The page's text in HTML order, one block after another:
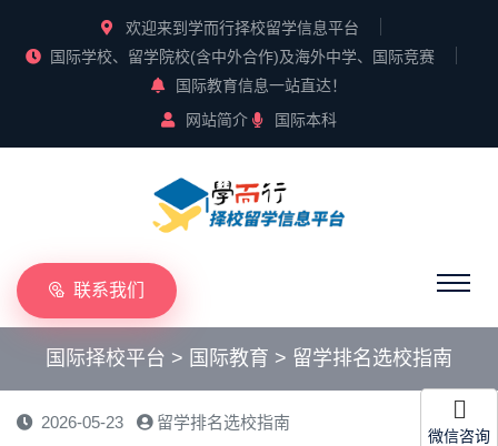
欢迎来到学而行择校留学信息平台
国际学校、留学院校(含中外合作)及海外中学、国际竞赛
国际教育信息一站直达！
网站简介
国际本科
联系我们
国际择校平台 > 国际教育 > 留学排名选校指南
2026-05-23 留学排名选校指南
微信咨询